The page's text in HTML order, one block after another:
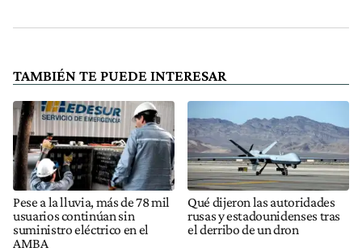
TAMBIÉN TE PUEDE INTERESAR
Pese a la lluvia, más de 78 mil
usuarios continúan sin
suministro eléctrico en el
AMBA
Qué dijeron las autoridades
rusas y estadounidenses tras
el derribo de un dron